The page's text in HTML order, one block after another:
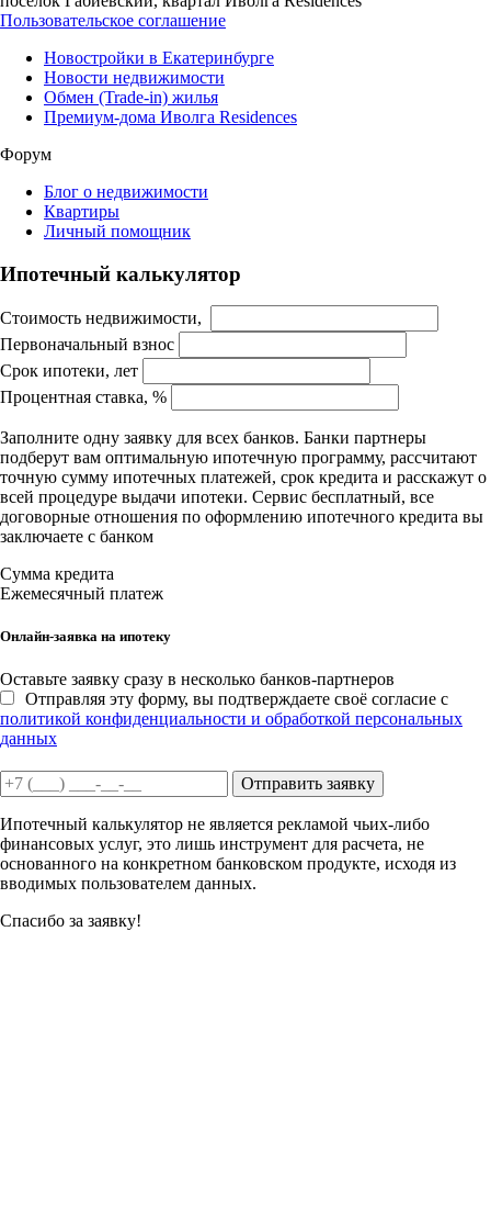
Пользовательское соглашение
Новостройки в Екатеринбурге
Новости недвижимости
Обмен (Trade-in) жилья
Премиум-дома Иволга Residences
Форум
Блог о недвижимости
Квартиры
Личный помощник
Ипотечный калькулятор
Стоимость недвижимости,
Первоначальный взнос
Срок ипотеки, лет
Процентная ставка, %
Заполните одну заявку для всех банков. Банки партнеры
подберут вам оптимальную ипотечную программу, рассчитают
точную сумму ипотечных платежей, срок кредита и расскажут о
всей процедуре выдачи ипотеки. Сервис бесплатный, все
договорные отношения по оформлению ипотечного кредита вы
заключаете с банком
Сумма кредита
Ежемесячный платеж
Онлайн-заявка на ипотеку
Оставьте заявку сразу в несколько банков-партнеров
Отправляя эту форму, вы подтверждаете своё согласие с
политикой конфиденциальности и обработкой персональных
данных
Отправить заявку
Ипотечный калькулятор не является рекламой чьих-либо
финансовых услуг, это лишь инструмент для расчета, не
основанного на конкретном банковском продукте, исходя из
вводимых пользователем данных.
Спасибо за заявку!